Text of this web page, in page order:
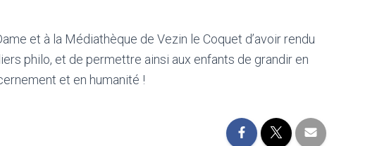
et à la Médiathèque de Vezin le Coquet d’avoir rendu
philo, et de permettre ainsi aux enfants de grandir en
et en humanité !